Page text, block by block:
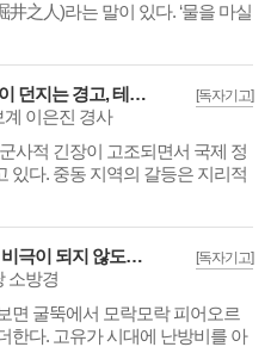
之人)라는 말이 있다. ‘물을 마실
[독자기고]
[독자기고] 중동상황이 던지는 경고, 테러 대비는 멀리 있는 이야기가 아니다
이은진 경사
사적 긴장이 고조되면서 국제 정
있다. 중동 지역의 갈등은 지리적
[독자기고]
[독자기고] 따뜻함이 비극이 되지 않도록, ‘화목보일러’ 안전 사용법
소방경
면 굴뚝에서 모락모락 피어오르
한다. 고유가 시대에 난방비를 아